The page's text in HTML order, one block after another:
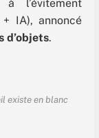
l’évitement
IA), annoncé
d’objets.
existe en blanc